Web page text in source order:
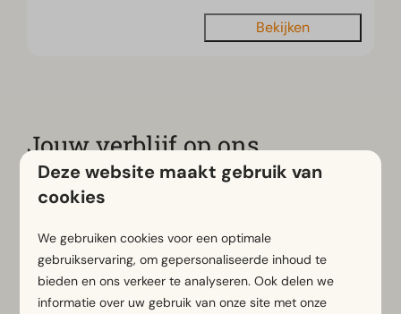
Bekijken
Jouw verblijf op ons
vakantiepark bij Zoutelande
Tijdens je vakantie bij Zoutelande kun je verblijven in
de Cube Exclusif 4, een moderne vakantiewoning
geschikt voor maximaal 4 personen. De woning is
stijlvol en licht ingericht en beschikt over een ruime
woonkamer met comfortabele zithoek, eettafel en
Deze website maakt gebruik van
cookies
We gebruiken cookies voor een optimale
gebruikservaring, om gepersonaliseerde inhoud te
bieden en ons verkeer te analyseren. Ook delen we
informatie over uw gebruik van onze site met onze